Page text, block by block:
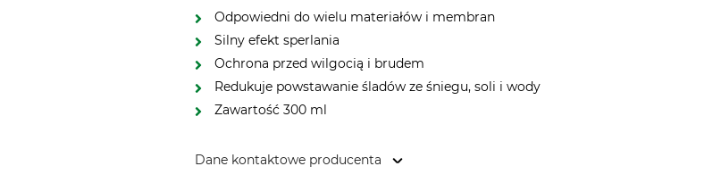
Odpowiedni do wielu materiałów i membran
Silny efekt sperlania
Ochrona przed wilgocią i brudem
Redukuje powstawanie śladów ze śniegu, soli i wody
Zawartość 300 ml
Dane kontaktowe producenta